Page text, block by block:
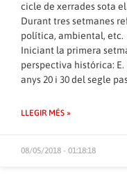
cicle de xerrades sota
Durant tres setmanes
política, ambiental, etc.
Iniciant la primera
perspectiva histórica:
anys 20 i 30 del segle
LLEGIR MÉS »
08/05/2018 - 01:18:18